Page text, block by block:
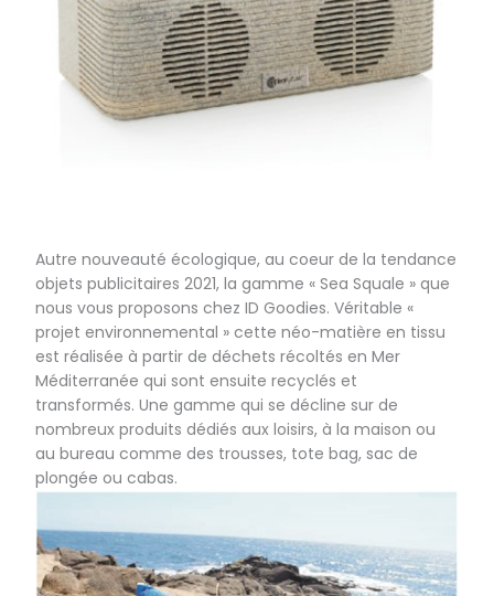
Autre nouveauté écologique, au coeur de la tendance
objets publicitaires 2021, la gamme « Sea Squale » que
nous vous proposons chez ID Goodies. Véritable «
projet environnemental » cette néo-matière en tissu
est réalisée à partir de déchets récoltés en Mer
Méditerranée qui sont ensuite recyclés et
transformés. Une gamme qui se décline sur de
nombreux produits dédiés aux loisirs, à la maison ou
au bureau comme des trousses, tote bag, sac de
plongée ou cabas.